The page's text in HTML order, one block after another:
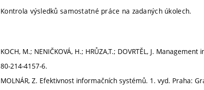
Kontrola výsledků samostatné práce na zadaných úkolech.
KOCH, M.; NENIČKOVÁ, H.; HRŮZA,T.; DOVRTĚL, J.
80-214-4157-6.
MOLNÁR, Z. Efektivnost informačních systémů. 1. vyd. Praha: